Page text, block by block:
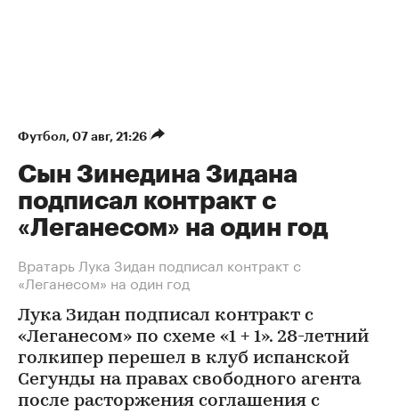
Футбол⁠, 07 авг, 21:26
Сын Зинедина Зидана
подписал контракт с
«Леганесом» на один год
Вратарь Лука Зидан подписал контракт с
«Леганесом» на один год
Лука Зидан подписал контракт с
«Леганесом» по схеме «1 + 1». 28-летний
голкипер перешел в клуб испанской
Сегунды на правах свободного агента
после расторжения соглашения с